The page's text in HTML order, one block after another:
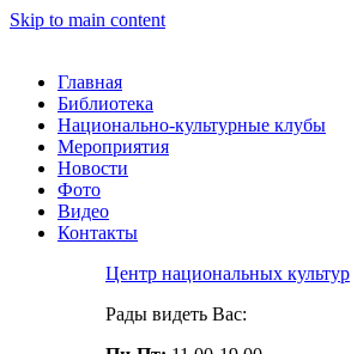
Skip to main content
Главная
Библиотека
Национально-культурные клубы
Мероприятия
Новости
Фото
Видео
Контакты
Центр национальных культур
Рады видеть Вас: